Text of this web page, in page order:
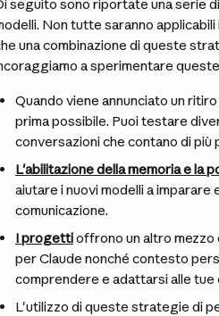
seguito sono riportate una serie
Non tutte saranno
una combinazione di queste
a sperimentare
Quando viene annunciato un
prima possibile. Puoi testare
conversazioni che contano di
L'abilitazione della memoria e la
aiutare i nuovi modelli a
comunicazione.
I progetti offrono un altro mezzo
per Claude nonché contesto
comprendere e adattarsi alle
L'utilizzo di queste strategie di